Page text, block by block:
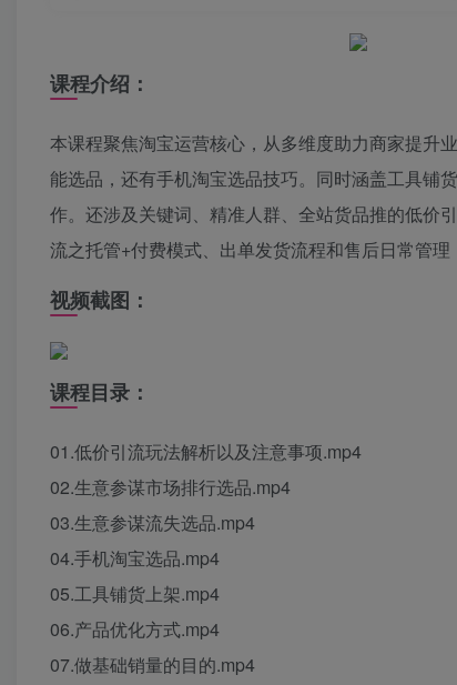
课程介绍：
本课程聚焦淘宝运营核心，从多维度助力商家提升
能选品，还有手机淘宝选品技巧。同时涵盖工具铺
作。还涉及关键词、精准人群、全站货品推的低价
流之托管+付费模式、出单发货流程和售后日常管
视频截图：
课程目录：
01.低价引流玩法解析以及注意事项.mp4
02.生意参谋市场排行选品.mp4
03.生意参谋流失选品.mp4
04.手机淘宝选品.mp4
05.工具铺货上架.mp4
06.产品优化方式.mp4
07.做基础销量的目的.mp4